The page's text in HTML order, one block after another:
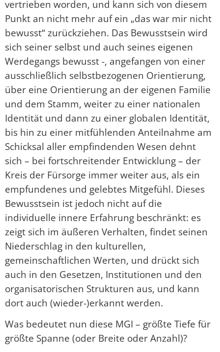
vertrieben worden, und kann sich von diesem
Punkt an nicht mehr auf ein „das war mir nicht
bewusst“ zurückziehen. Das Bewusstsein wird
sich seiner selbst und auch seines eigenen
Werdegangs bewusst -, angefangen von einer
ausschließlich selbstbezogenen Orientierung,
über eine Orientierung an der eigenen Familie
und dem Stamm, weiter zu einer nationalen
Identität und dann zu einer globalen Identität,
bis hin zu einer mitfühlenden Anteilnahme am
Schicksal aller empfindenden Wesen dehnt
sich – bei fortschreitender Entwicklung – der
Kreis der Fürsorge immer weiter aus, als ein
empfundenes und gelebtes Mitgefühl. Dieses
Bewusstsein ist jedoch nicht auf die
individuelle innere Erfahrung beschränkt: es
zeigt sich im äußeren Verhalten, findet seinen
Niederschlag in den kulturellen,
gemeinschaftlichen Werten, und drückt sich
auch in den Gesetzen, Institutionen und den
organisatorischen Strukturen aus, und kann
dort auch (wieder-)erkannt werden.
Was bedeutet nun diese MGI – größte Tiefe für
größte Spanne (oder Breite oder Anzahl)?